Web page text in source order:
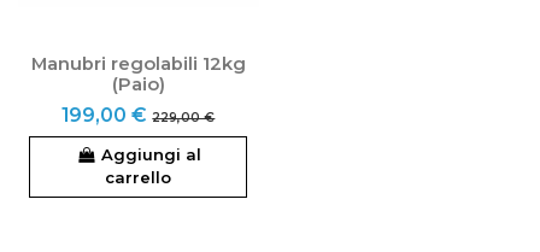
Manubri regolabili 12kg
(Paio)
199,00 € 229,00 €
Aggiungi al
carrello